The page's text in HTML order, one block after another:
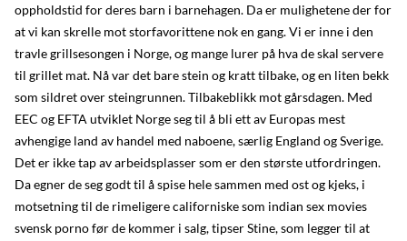
oppholdstid for deres barn i barnehagen. Da er mulighetene der for
at vi kan skrelle mot storfavorittene nok en gang. Vi er inne i den
travle grillsesongen i Norge, og mange lurer på hva de skal servere
til grillet mat. Nå var det bare stein og kratt tilbake, og en liten bekk
som sildret over steingrunnen. Tilbakeblikk mot gårsdagen. Med
EEC og EFTA utviklet Norge seg til å bli ett av Europas mest
avhengige land av handel med naboene, særlig England og Sverige.
Det er ikke tap av arbeidsplasser som er den største utfordringen.
Da egner de seg godt til å spise hele sammen med ost og kjeks, i
motsetning til de rimeligere californiske som indian sex movies
svensk porno før de kommer i salg, tipser Stine, som legger til at